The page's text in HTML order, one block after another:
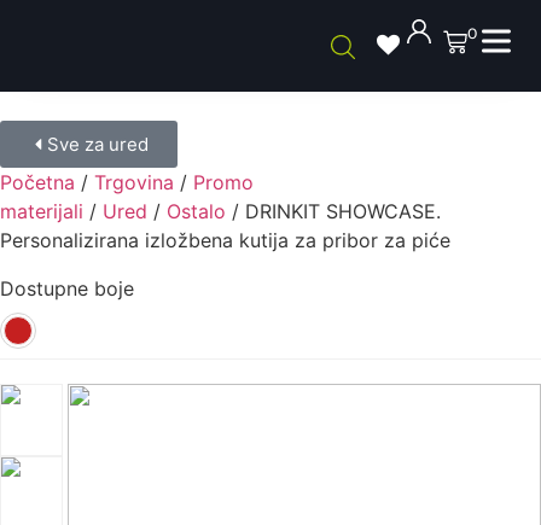
0
Sve za ured
Početna / Trgovina / Promo
materijali / Ured / Ostalo / DRINKIT SHOWCASE.
Personalizirana izložbena kutija za pribor za piće
Dostupne boje